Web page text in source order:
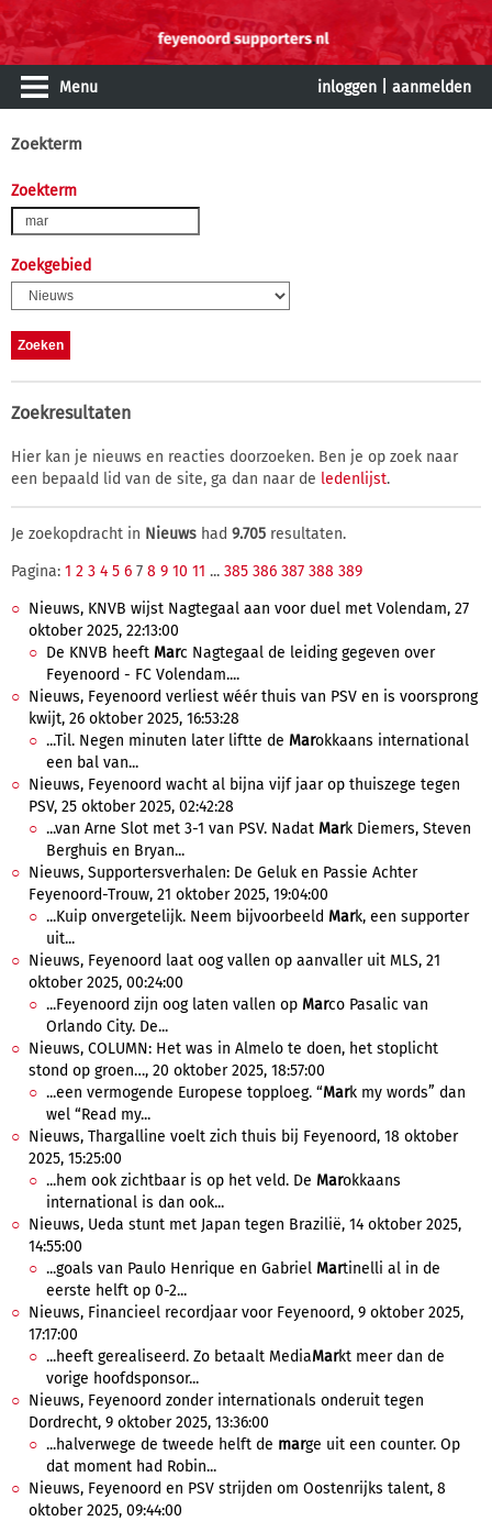
Menu inloggen aanmelden
Zoekterm
Zoekterm
Zoekgebied
Zoekresultaten
Hier kan je nieuws en reacties doorzoeken. Ben je op zoek naar
een bepaald lid van de site, ga dan naar de ledenlijst.
Je zoekopdracht in Nieuws had 9.705 resultaten.
Pagina: 1 2 3 4 5 6 7 8 9 10 11 ... 385 386 387 388 389
Nieuws, KNVB wijst Nagtegaal aan voor duel met Volendam, 27
oktober 2025, 22:13:00
De KNVB heeft Marc Nagtegaal de leiding gegeven over
Feyenoord - FC Volendam....
Nieuws, Feyenoord verliest wéér thuis van PSV en is voorsprong
kwijt, 26 oktober 2025, 16:53:28
...Til. Negen minuten later liftte de Marokkaans international
een bal van...
Nieuws, Feyenoord wacht al bijna vijf jaar op thuiszege tegen
PSV, 25 oktober 2025, 02:42:28
...van Arne Slot met 3-1 van PSV. Nadat Mark Diemers, Steven
Berghuis en Bryan...
Nieuws, Supportersverhalen: De Geluk en Passie Achter
Feyenoord-Trouw, 21 oktober 2025, 19:04:00
...Kuip onvergetelijk. Neem bijvoorbeeld Mark, een supporter
uit...
Nieuws, Feyenoord laat oog vallen op aanvaller uit MLS, 21
oktober 2025, 00:24:00
...Feyenoord zijn oog laten vallen op Marco Pasalic van
Orlando City. De...
Nieuws, COLUMN: Het was in Almelo te doen, het stoplicht
stond op groen…, 20 oktober 2025, 18:57:00
...een vermogende Europese topploeg. “Mark my words” dan
wel “Read my...
Nieuws, Thargalline voelt zich thuis bij Feyenoord, 18 oktober
2025, 15:25:00
...hem ook zichtbaar is op het veld. De Marokkaans
international is dan ook...
Nieuws, Ueda stunt met Japan tegen Brazilië, 14 oktober 2025,
14:55:00
...goals van Paulo Henrique en Gabriel Martinelli al in de
eerste helft op 0-2...
Nieuws, Financieel recordjaar voor Feyenoord, 9 oktober 2025,
17:17:00
...heeft gerealiseerd. Zo betaalt MediaMarkt meer dan de
vorige hoofdsponsor...
Nieuws, Feyenoord zonder internationals onderuit tegen
Dordrecht, 9 oktober 2025, 13:36:00
...halverwege de tweede helft de marge uit een counter. Op
dat moment had Robin...
Nieuws, Feyenoord en PSV strijden om Oostenrijks talent, 8
oktober 2025, 09:44:00